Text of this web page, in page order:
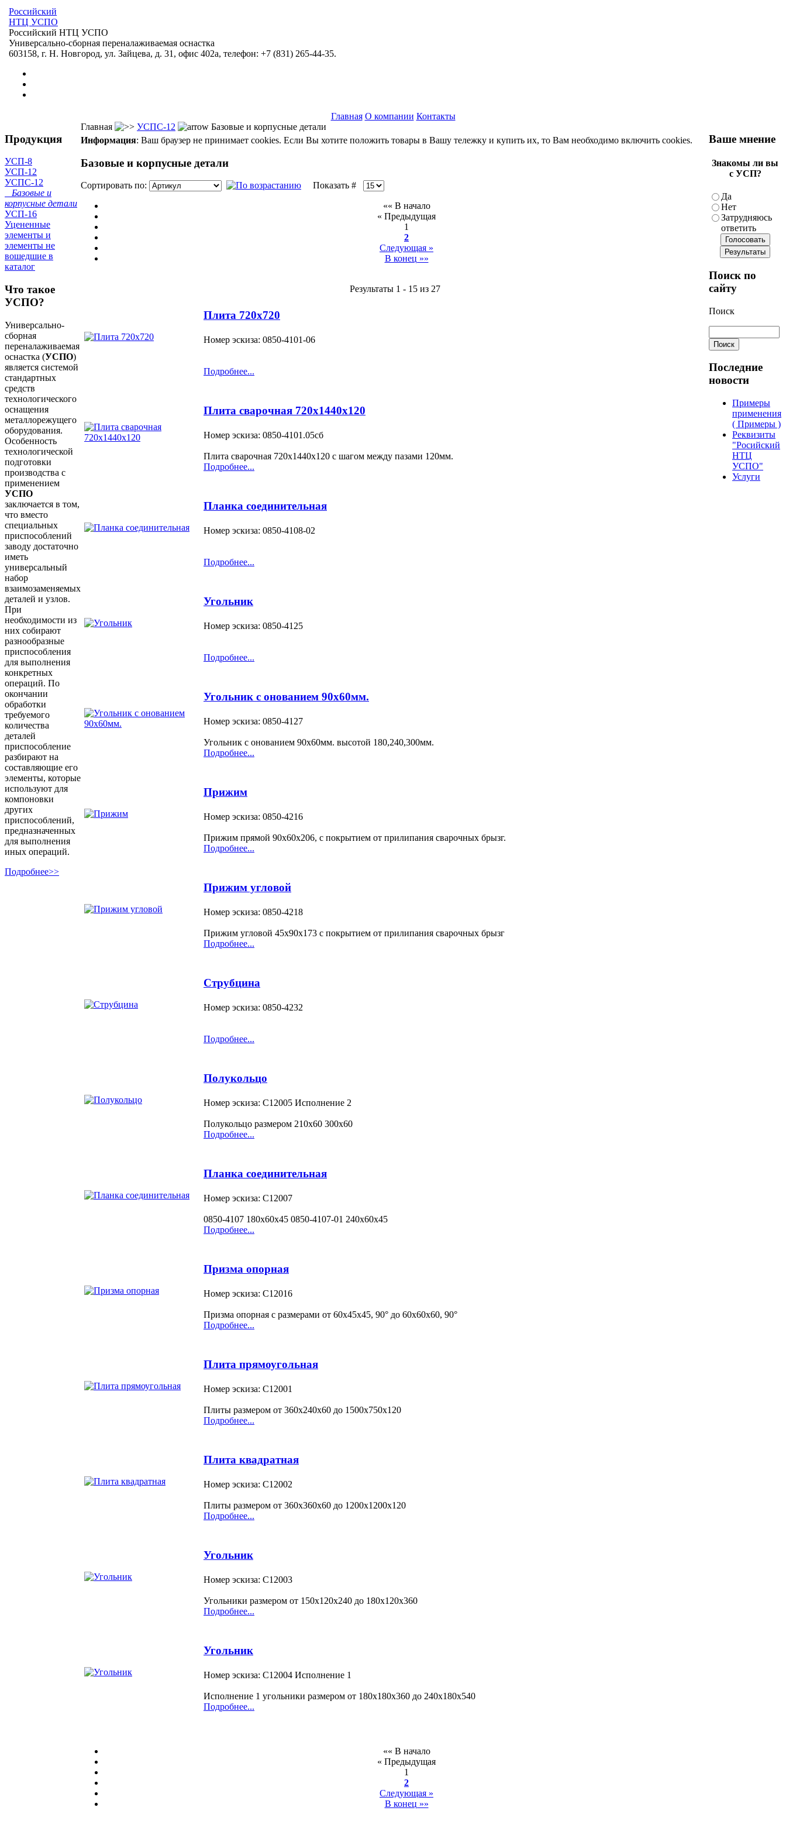
Российский
НТЦ УСПО
Российский НТЦ УСПО
Универсально-сборная переналаживаемая оснастка
603158, г. Н. Новгород, ул. Зайцева, д. 31, офис 402а, телефон: +7 (831) 265-44-35.
Главная О компании Контакты
Продукция
УСП-8
УСП-12
УСПС-12
Базовые и
корпусные детали
УСП-16
Уцененные
элементы и
элементы не
вошедшие в
каталог
Что такое
УСПО?
Универсально-
сборная
переналаживаемая
оснастка (УСПО)
является системой
стандартных
средств
технологического
оснащения
металлорежущего
оборудования.
Особенность
технологической
подготовки
производства с
применением
УСПО
заключается в том,
что вместо
специальных
приспособлений
заводу достаточно
иметь
универсальный
набор
взаимозаменяемых
деталей и узлов.
При
необходимости из
них собирают
разнообразные
приспособления
для выполнения
конкретных
операций. По
окончании
обработки
требуемого
количества
деталей
приспособление
разбирают на
составляющие его
элементы, которые
используют для
компоновки
других
приспособлений,
предназначенных
для выполнения
иных операций.
Подробнее>>
Главная УСПС-12
Базовые и корпусные детали
Информация: Ваш браузер не принимает cookies. Если Вы хотите положить товары в Вашу тележку и купить их, то Вам необходимо включить cookies.
Базовые и корпусные детали
Сортировать по: Показать #
«« В начало
« Предыдущая
1
2
Следующая »
В конец »»
Результаты 1 - 15 из 27
Плита 720х720
Номер эскиза: 0850-4101-06
Подробнее...
Плита сварочная 720х1440х120
Номер эскиза: 0850-4101.05сб
Плита сварочная 720х1440х120 с шагом между пазами 120мм.
Подробнее...
Планка соединительная
Номер эскиза: 0850-4108-02
Подробнее...
Угольник
Номер эскиза: 0850-4125
Подробнее...
Угольник с онованием 90х60мм.
Номер эскиза: 0850-4127
Угольник с онованием 90х60мм. высотой 180,240,300мм.
Подробнее...
Прижим
Номер эскиза: 0850-4216
Прижим прямой 90х60х206, с покрытием от прилипания сварочных брызг.
Подробнее...
Прижим угловой
Номер эскиза: 0850-4218
Прижим угловой 45х90х173 с покрытием от прилипания сварочных брызг
Подробнее...
Струбцина
Номер эскиза: 0850-4232
Подробнее...
Полукольцо
Номер эскиза: C12005 Исполнение 2
Полукольцо размером 210х60 300х60
Подробнее...
Планка соединительная
Номер эскиза: C12007
0850-4107 180х60х45 0850-4107-01 240х60х45
Подробнее...
Призма опорная
Номер эскиза: C12016
Призма опорная с размерами от 60х45х45, 90° до 60х60х60, 90°
Подробнее...
Плита прямоугольная
Номер эскиза: С12001
Плиты размером от 360х240х60 до 1500х750х120
Подробнее...
Плита квадратная
Номер эскиза: С12002
Плиты размером от 360х360х60 до 1200х1200х120
Подробнее...
Угольник
Номер эскиза: С12003
Угольники размером от 150х120х240 до 180х120х360
Подробнее...
Угольник
Номер эскиза: С12004 Исполнение 1
Исполнение 1 угольники размером от 180х180х360 до 240х180х540
Подробнее...
«« В начало
« Предыдущая
1
2
Следующая »
В конец »»
Ваше мнение
Знакомы ли вы
с УСП?
Да
Нет
Затрудняюсь
ответить
Поиск по
сайту
Поиск
Последние
новости
Примеры
применения
( Примеры )
Реквизиты
"Росийский
НТЦ
УСПО"
Услуги